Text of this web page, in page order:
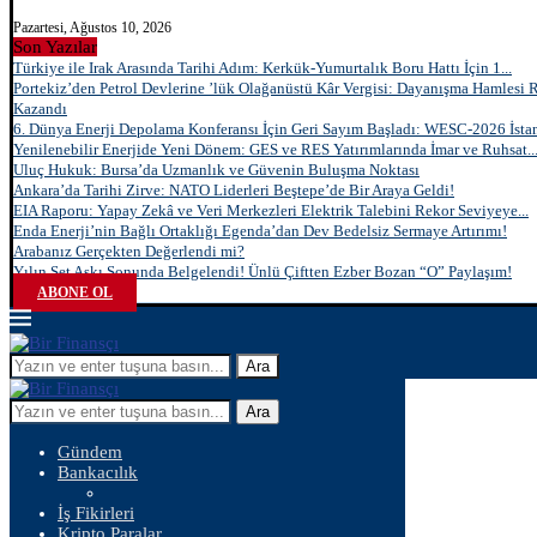
Pazartesi, Ağustos 10, 2026
Son Yazılar
Türkiye ile Irak Arasında Tarihi Adım: Kerkük-Yumurtalık Boru Hattı İçin 1...
Portekiz’den Petrol Devlerine ’lük Olağanüstü Kâr Vergisi: Dayanışma Hamlesi
Kazandı
6. Dünya Enerji Depolama Konferansı İçin Geri Sayım Başladı: WESC-2026
Yenilenebilir Enerjide Yeni Dönem: GES ve RES Yatırımlarında İmar ve Ruhsat...
Uluç Hukuk: Bursa’da Uzmanlık ve Güvenin Buluşma Noktası
Ankara’da Tarihi Zirve: NATO Liderleri Beştepe’de Bir Araya Geldi!
EIA Raporu: Yapay Zekâ ve Veri Merkezleri Elektrik Talebini Rekor Seviyeye...
Enda Enerji’nin Bağlı Ortaklığı Egenda’dan Dev Bedelsiz Sermaye Artırımı!
Arabanız Gerçekten Değerlendi mi?
Yılın Set Aşkı Sonunda Belgelendi! Ünlü Çiftten Ezber Bozan “O” Paylaşım!
ABONE OL
Ara
Ara
Gündem
Bankacılık
İş Fikirleri